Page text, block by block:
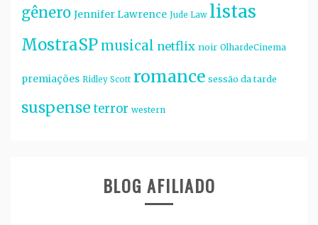
gênero Jennifer Lawrence Jude Law listas
MostraSP musical netflix noir OlhardeCinema
premiações Ridley Scott romance sessão da tarde
suspense terror western
BLOG AFILIADO